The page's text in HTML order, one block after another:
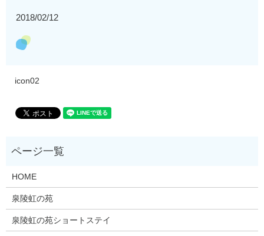
2018/02/12
icon02
HOME
泉陵虹の苑
泉陵虹の苑ショートステイ